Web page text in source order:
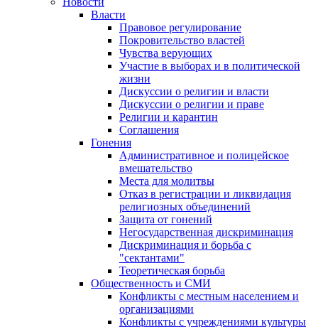
Власти
Правовое регулирование
Покровительство властей
Чувства верующих
Участие в выборах и в политической
жизни
Дискуссии о религии и власти
Дискуссии о религии и праве
Религии и карантин
Соглашения
Гонения
Административное и полицейское
вмешательство
Места для молитвы
Отказ в регистрации и ликвидация
религиозных объединений
Защита от гонений
Негосударственная дискриминация
Дискриминация и борьба с
"сектантами"
Теоретическая борьба
Общественность и СМИ
Конфликты с местным населением и
организациями
Конфликты с учреждениями культуры